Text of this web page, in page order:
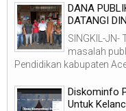
DANA
DATANGI
SINGKIL-JN-
masalah
Pendidikan kabupaten
Diskominfo
Untuk